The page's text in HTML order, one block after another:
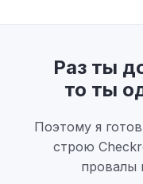
Раз ты
то ты
Поэтому я
строю
провалы